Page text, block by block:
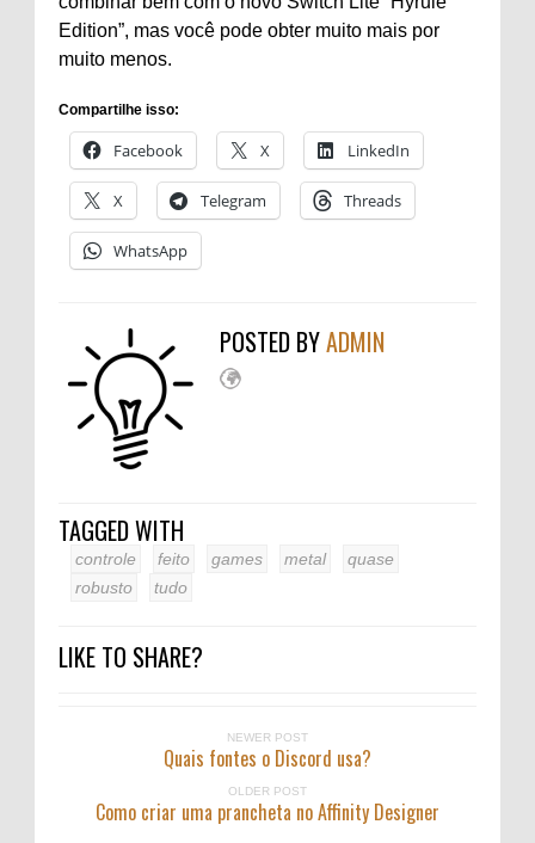
Edition”, mas você pode obter muito mais por
muito menos.
Compartilhe isso:
Facebook X LinkedIn
X Telegram Threads
WhatsApp
POSTED BYADMIN
TAGGED WITH
controle feito games metal
quase
robusto
tudo
LIKE TO SHARE?
NEWER POST
Quais fontes o Discord usa?
OLDER POST
Como criar uma prancheta no Affinity Designer